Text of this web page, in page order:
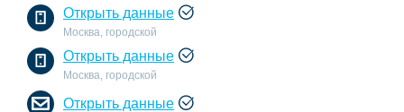
Открыть данные
Москва, городской
Открыть данные
Москва, городской
Открыть данные